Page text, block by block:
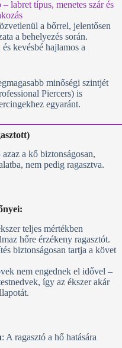
a bőrrel, jelentősen
a behelyezés során.
kevésbé hajlamos a
minőségi szintjét
Piercers) is
egyaránt.
a kő biztonságosan,
nem pedig ragasztva.
teljes mértékben
hőre érzékeny ragasztót.
biztonságosan tartja a követ
nem engednek el idővel –
így az ékszer akár
: A ragasztó a hő hatására